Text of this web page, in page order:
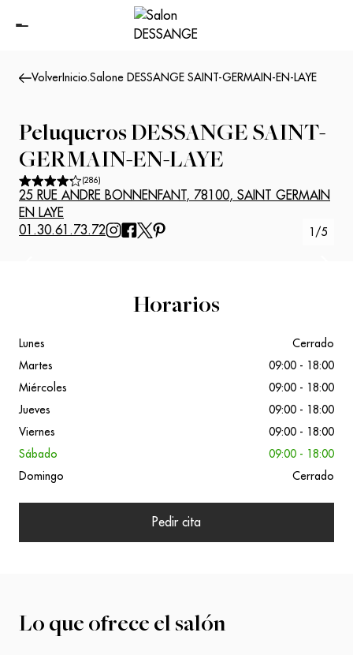
Volver Inicio.Salone DESSANGE SAINT-GERMAIN-EN-LAYE
PeluquerosDESSANGE SAINT-
GERMAIN-EN-LAYE
(286)
25 RUE ANDRE BONNENFANT , 78100, SAINT GERMAIN
EN LAYE
01.30.61.73.72
1 /5
Lo que ofrece el salón
Horarios
Lunes
Cerrado
Martes
09:00 - 18:00
Miércoles
09:00 - 18:00
Jueves
09:00 - 18:00
Viernes
09:00 - 18:00
Sábado
09:00 - 18:00
Domingo
Cerrado
Pedir cita